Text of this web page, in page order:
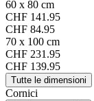
60 x 80 cm
CHF 141.95
CHF 84.95
70 x 100 cm
CHF 231.95
CHF 139.95
Tutte le dimensioni
Cornici